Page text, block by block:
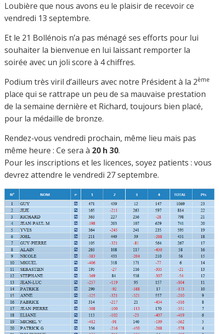
Loubière que nous avons eu le plaisir de recevoir ce
vendredi 13 septembre.
Et le 21 Bollénois n’a pas ménagé ses efforts pour lui
souhaiter la bienvenue en lui laissant remporter la
soirée avec un joli score à 4 chiffres.
Podium très viril d’ailleurs avec notre Président à la 2ème
place qui se rattrape un peu de sa mauvaise prestation
de la semaine dernière et Richard, toujours bien placé,
pour la médaille de bronze.
Rendez-vous vendredi prochain, même lieu mais pas
même heure : Ce sera à 20 h 30.
Pour les inscriptions et les licences, soyez patients : vous
devrez attendre le vendredi 27 septembre.